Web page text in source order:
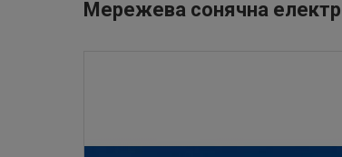
Мережева сонячна